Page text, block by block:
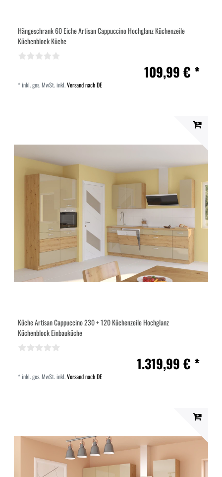
Hängeschrank 60 Eiche Artisan Cappuccino Hochglanz Küchenzeile
Küchenblock Küche
109,99 € *
*inkl. ges. MwSt.inkl.Versand nach DE
Küche Artisan Cappuccino 230 + 120 Küchenzeile Hochglanz
Küchenblock Einbauküche
1.319,99 € *
*inkl. ges. MwSt.inkl.Versand nach DE